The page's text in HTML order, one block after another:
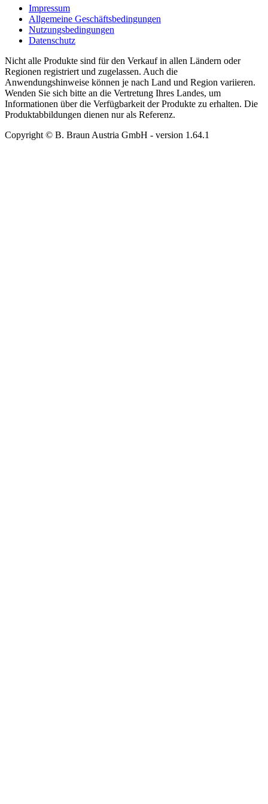
Impressum
Allgemeine Geschäftsbedingungen
Nutzungsbedingungen
Datenschutz
Nicht alle Produkte sind für den Verkauf in allen Ländern oder
Regionen registriert und zugelassen. Auch die
Anwendungshinweise können je nach Land und Region variieren.
Wenden Sie sich bitte an die Vertretung Ihres Landes, um
Informationen über die Verfügbarkeit der Produkte zu erhalten. Die
Produktabbildungen dienen nur als Referenz.
Copyright © B. Braun Austria GmbH - version 1.64.1